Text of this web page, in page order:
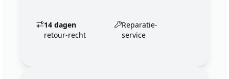
14 dagen
retour-recht
Reparatie-
service